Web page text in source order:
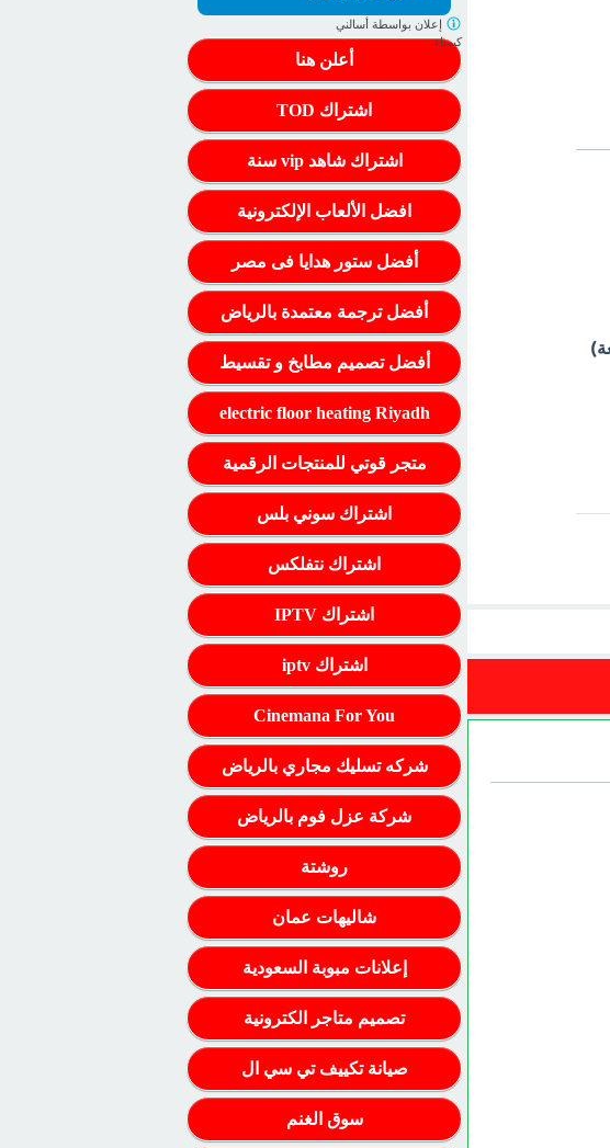
أعلن هنا
اشتراك TOD
اشتراك شاهد vip سنة
افضل الألعاب الإلكترونية
أفضل ستور هدايا فى مصر
أفضل ترجمة معتمدة بالرياض
أفضل تصميم مطابخ و تقسيط
electric floor heating Riyadh
متجر قوتي للمنتجات الرقمية
اشتراك سوني بلس
اشتراك نتفلكس
اشتراك IPTV
اشتراك iptv
Cinemana For You
شركه تسليك مجاري بالرياض
شركة عزل فوم بالرياض
روشتة
شاليهات عمان
إعلانات مبوبة السعودية
تصميم متاجر الكترونية
صيانة تكييف تي سي ال
سوق الغنم
إعلان بواسطة أسالني
كيمياء